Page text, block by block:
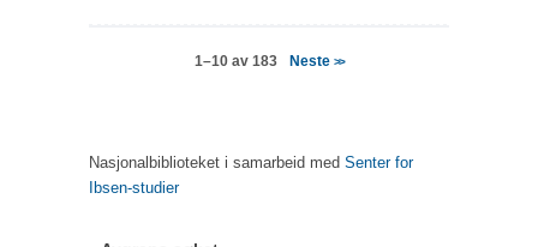
1–10 av 183 Neste >>
Nasjonalbiblioteket i samarbeid med Senter for
Ibsen-studier